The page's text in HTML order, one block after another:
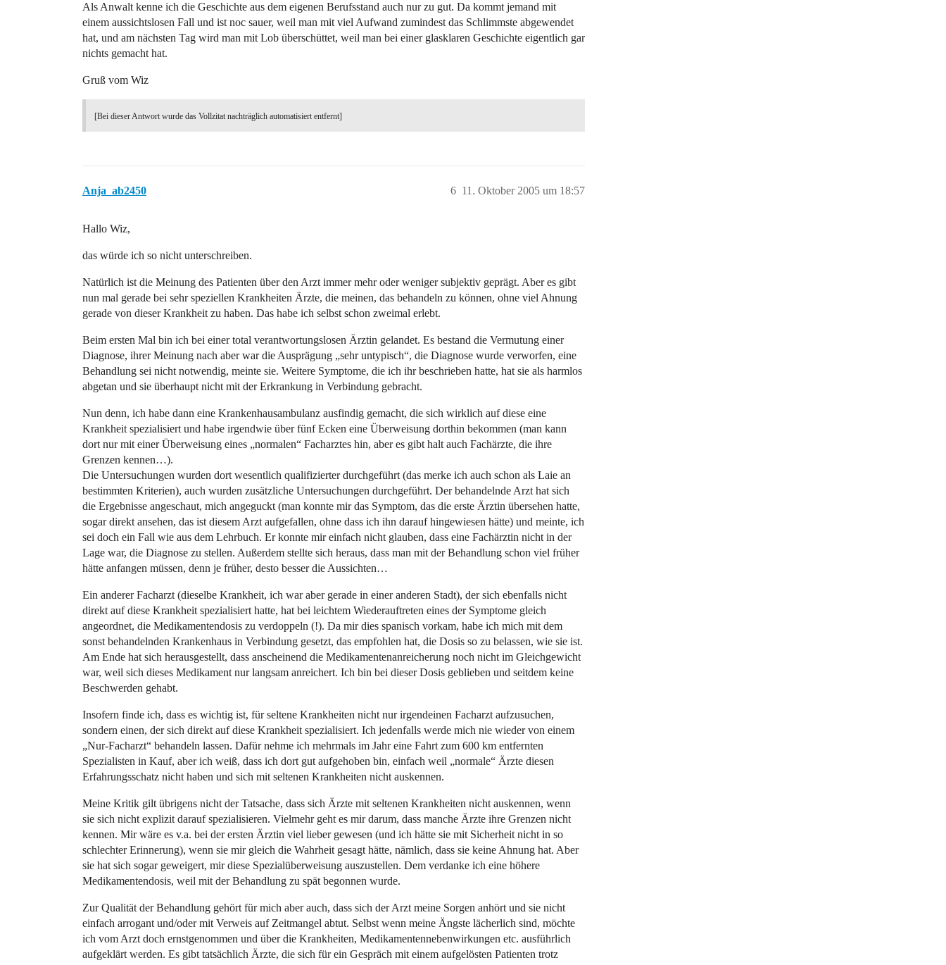
Als Anwalt kenne ich die Geschichte aus dem eigenen Berufsstand auch nur zu gut. Da kommt jemand mit
einem aussichtslosen Fall und ist noc sauer, weil man mit viel Aufwand zumindest das Schlimmste abgewendet
hat, und am nächsten Tag wird man mit Lob überschüttet, weil man bei einer glasklaren Geschichte eigentlich gar
nichts gemacht hat.
Gruß vom Wiz
[Bei dieser Antwort wurde das Vollzitat nachträglich automatisiert entfernt]
Anja_ab2450 11. Oktober 2005 um 18:57
6
Hallo Wiz,
das würde ich so nicht unterschreiben.
Natürlich ist die Meinung des Patienten über den Arzt immer mehr oder weniger subjektiv geprägt. Aber es gibt
nun mal gerade bei sehr speziellen Krankheiten Ärzte, die meinen, das behandeln zu können, ohne viel Ahnung
gerade von dieser Krankheit zu haben. Das habe ich selbst schon zweimal erlebt.
Beim ersten Mal bin ich bei einer total verantwortungslosen Ärztin gelandet. Es bestand die Vermutung einer
Diagnose, ihrer Meinung nach aber war die Ausprägung „sehr untypisch“, die Diagnose wurde verworfen, eine
Behandlung sei nicht notwendig, meinte sie. Weitere Symptome, die ich ihr beschrieben hatte, hat sie als harmlos
abgetan und sie überhaupt nicht mit der Erkrankung in Verbindung gebracht.
Nun denn, ich habe dann eine Krankenhausambulanz ausfindig gemacht, die sich wirklich auf diese eine
Krankheit spezialisiert und habe irgendwie über fünf Ecken eine Überweisung dorthin bekommen (man kann
dort nur mit einer Überweisung eines „normalen“ Facharztes hin, aber es gibt halt auch Fachärzte, die ihre
Grenzen kennen…).
Die Untersuchungen wurden dort wesentlich qualifizierter durchgeführt (das merke ich auch schon als Laie an
bestimmten Kriterien), auch wurden zusätzliche Untersuchungen durchgeführt. Der behandelnde Arzt hat sich
die Ergebnisse angeschaut, mich angeguckt (man konnte mir das Symptom, das die erste Ärztin übersehen hatte,
sogar direkt ansehen, das ist diesem Arzt aufgefallen, ohne dass ich ihn darauf hingewiesen hätte) und meinte, ich
sei doch ein Fall wie aus dem Lehrbuch. Er konnte mir einfach nicht glauben, dass eine Fachärztin nicht in der
Lage war, die Diagnose zu stellen. Außerdem stellte sich heraus, dass man mit der Behandlung schon viel früher
hätte anfangen müssen, denn je früher, desto besser die Aussichten…
Ein anderer Facharzt (dieselbe Krankheit, ich war aber gerade in einer anderen Stadt), der sich ebenfalls nicht
direkt auf diese Krankheit spezialisiert hatte, hat bei leichtem Wiederauftreten eines der Symptome gleich
angeordnet, die Medikamentendosis zu verdoppeln (!). Da mir dies spanisch vorkam, habe ich mich mit dem
sonst behandelnden Krankenhaus in Verbindung gesetzt, das empfohlen hat, die Dosis so zu belassen, wie sie ist.
Am Ende hat sich herausgestellt, dass anscheinend die Medikamentenanreicherung noch nicht im Gleichgewicht
war, weil sich dieses Medikament nur langsam anreichert. Ich bin bei dieser Dosis geblieben und seitdem keine
Beschwerden gehabt.
Insofern finde ich, dass es wichtig ist, für seltene Krankheiten nicht nur irgendeinen Facharzt aufzusuchen,
sondern einen, der sich direkt auf diese Krankheit spezialisiert. Ich jedenfalls werde mich nie wieder von einem
„Nur-Facharzt“ behandeln lassen. Dafür nehme ich mehrmals im Jahr eine Fahrt zum 600 km entfernten
Spezialisten in Kauf, aber ich weiß, dass ich dort gut aufgehoben bin, einfach weil „normale“ Ärzte diesen
Erfahrungsschatz nicht haben und sich mit seltenen Krankheiten nicht auskennen.
Meine Kritik gilt übrigens nicht der Tatsache, dass sich Ärzte mit seltenen Krankheiten nicht auskennen, wenn
sie sich nicht explizit darauf spezialisieren. Vielmehr geht es mir darum, dass manche Ärzte ihre Grenzen nicht
kennen. Mir wäre es v.a. bei der ersten Ärztin viel lieber gewesen (und ich hätte sie mit Sicherheit nicht in so
schlechter Erinnerung), wenn sie mir gleich die Wahrheit gesagt hätte, nämlich, dass sie keine Ahnung hat. Aber
sie hat sich sogar geweigert, mir diese Spezialüberweisung auszustellen. Dem verdanke ich eine höhere
Medikamentendosis, weil mit der Behandlung zu spät begonnen wurde.
Zur Qualität der Behandlung gehört für mich aber auch, dass sich der Arzt meine Sorgen anhört und sie nicht
einfach arrogant und/oder mit Verweis auf Zeitmangel abtut. Selbst wenn meine Ängste lächerlich sind, möchte
ich vom Arzt doch ernstgenommen und über die Krankheiten, Medikamentennebenwirkungen etc. ausführlich
aufgeklärt werden. Es gibt tatsächlich Ärzte, die sich für ein Gespräch mit einem aufgelösten Patienten trotz